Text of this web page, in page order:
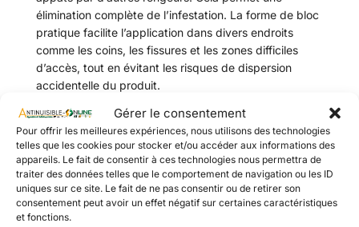
Gérer le consentement
Pour offrir les meilleures expériences, nous utilisons des technologies
telles que les cookies pour stocker et/ou accéder aux informations des
appareils. Le fait de consentir à ces technologies nous permettra de
traiter des données telles que le comportement de navigation ou les ID
uniques sur ce site. Le fait de ne pas consentir ou de retirer son
consentement peut avoir un effet négatif sur certaines caractéristiques
et fonctions.
élimination complète de l’infestation. La forme de bloc
pratique facilite l’application dans divers endroits
comme les coins, les fissures et les zones difficiles
d’accès, tout en évitant les risques de dispersion
accidentelle du produit.
Le DIGRAIN Bloc Hydrofuge Rongeurs s’adresse aussi
bien aux particuliers qu’aux professionnels qui
cherchent une méthode efficace, discrète et durable
pour lutter contre les rongeurs. Que ce soit dans des
espaces intérieurs (maisons, entrepôts, bureaux) ou
extérieurs (jardins, terrasses), il s’adapte à différents
environnements et garantit des résultats probants